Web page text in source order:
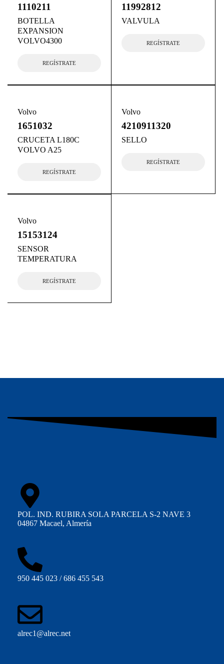
1110211
BOTELLA
EXPANSION
VOLVO4300
REGÍSTRATE
11992812
VALVULA
REGÍSTRATE
Volvo
1651032
CRUCETA L180C
VOLVO A25
REGÍSTRATE
Volvo
4210911320
SELLO
REGÍSTRATE
Volvo
15153124
SENSOR
TEMPERATURA
REGÍSTRATE
POL. IND. RUBIRA SOLA PARCELA S-2 NAVE 3
04867 Macael, Almería
950 445 023 / 686 455 543
alrec1@alrec.net